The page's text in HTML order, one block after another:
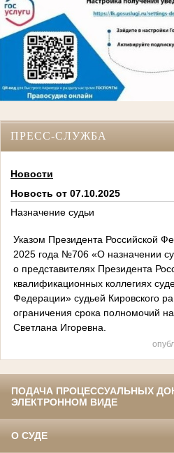
ПРЕСС-СЛУЖБА
Новости
Новость от 07.10.2025
Назначение судьи
Указом Президента Российской
2025 года №706 «О назначении
о представителях Президента
квалификационных коллегиях
Федерации» судьей Кировского
ограничения срока полномочий
Светлана Игоревна.
ПОДАЧА ПРОЦЕССУАЛЬНЫХ
ЭЛЕКТРОННОМ ВИДЕ
О СУДЕ